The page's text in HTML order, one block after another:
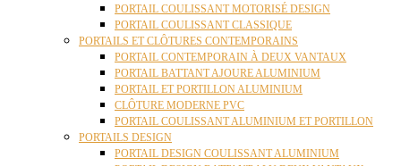
PORTAIL COULISSANT MOTORISÉ DESIGN
PORTAIL COULISSANT CLASSIQUE
PORTAILS ET CLÔTURES CONTEMPORAINS
PORTAIL CONTEMPORAIN À DEUX VANTAUX
PORTAIL BATTANT AJOURE ALUMINIUM
PORTAIL ET PORTILLON ALUMINIUM
CLÔTURE MODERNE PVC
PORTAIL COULISSANT ALUMINIUM ET PORTILLON
PORTAILS DESIGN
PORTAIL DESIGN COULISSANT ALUMINIUM